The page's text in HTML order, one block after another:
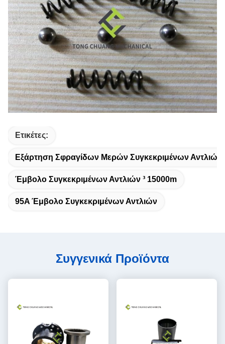
Ετικέτες:
Εξάρτηση Σφραγίδων Μερών Συγκεκριμένων Αντλιών
Έμβολο Συγκεκριμένων Αντλιών ³ 15000m
95A Έμβολο Συγκεκριμένων Αντλιών
Συγγενικά Προϊόντα